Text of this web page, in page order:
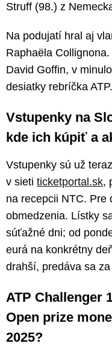
Struff (98.) z
Na podujatí hral aj
Raphaëla
David Goffin, v
desiatky rebríčka ATP.
Vstupenky na
kde ich kúpiť a
Vstupenky sú už
v sieti ticketportal.sk,
na recepcii NTC. Pre
obmedzenia. Lístky
súťažné dni; od
eurá na konkrétny
drahší, predáva sa za
ATP Challenger
Open prize
2025?